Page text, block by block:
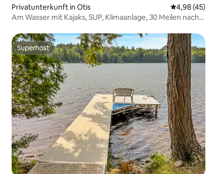
Privatunterkunft in Otis
4,98 (45)
Am Wasser mit Kajaks, SUP, Klimaanlage, 30 Meilen nach
Superhost
Superhost